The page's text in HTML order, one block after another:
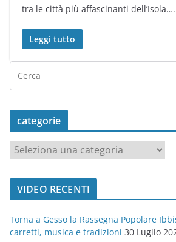
tra le città più affascinanti dell’Isola….
Leggi tutto
categorie
a
t
o
r
VIDEO RECENTI
Torna a Gesso la Rassegna Popolare
carretti, musica e tradizioni 30 Luglio